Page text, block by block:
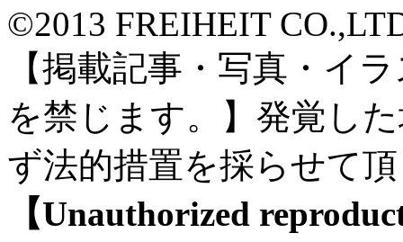
©2013 FREIHEIT
【掲載記事・写真・イ
を禁じます。】発覚し
ず法的措置を採らせて
【Unauthorized